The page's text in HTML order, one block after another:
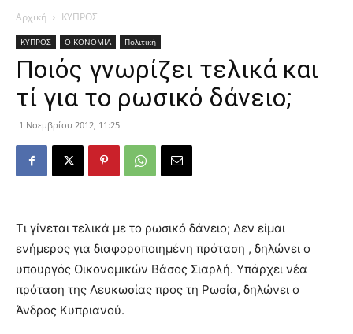
Αρχική ΚΥΠΡΟΣ
ΚΥΠΡΟΣ ΟΙΚΟΝΟΜΙΑ Πολιτική
Ποιός γνωρίζει τελικά και
τί για το ρωσικό δάνειο;
1 Νοεμβρίου 2012, 11:25
Τι γίνεται τελικά με το ρωσικό δάνειο; Δεν είμαι
ενήμερος για διαφοροποιημένη πρόταση , δηλώνει ο
υπουργός Οικονομικών Βάσος Σιαρλή. Υπάρχει νέα
πρόταση της Λευκωσίας προς τη Ρωσία, δηλώνει ο
Άνδρος Κυπριανού.